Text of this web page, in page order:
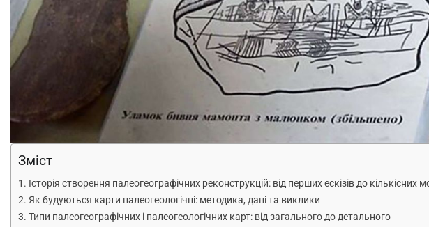
Зміст
Історія створення палеогеографічних реконструкцій: від перших ескізів до кількісних
Як будуються карти палеогеологічні: методика, дані та виклики
Типи палеогеографічних і палеогеологічних карт: від загального до детального